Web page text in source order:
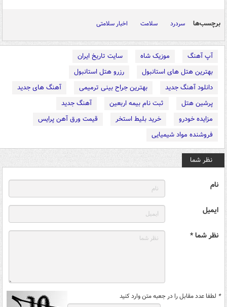
برچسب‌ها سردرد سلامت اخبار سلامتی
آپ آهنگ موزیک شاه
سایت تاریخ ایران
بهترین هتل های استانبول
رزرو هتل استانبول
دانلود آهنگ جدید
بهترین جراح بینی ترمیمی
آهنگ های جدید
پرشین هتل
ثبت نام بیمه اربعین
آهنگ جدید
مزایده خودرو
خرید بلیط استخر
قیمت ورق آهن پرایس
فروشنده مواد شیمیایی
نظر شما
نام
ایمیل
نظر شما *
* لطفا عدد مقابل را در جعبه متن وارد کنید